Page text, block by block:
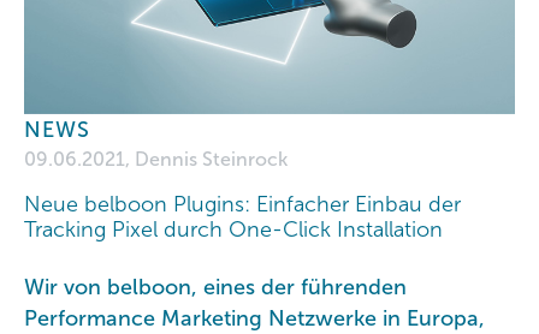
NEWS
09.06.2021, Dennis Steinrock
Neue belboon Plugins: Einfacher Einbau der
Tracking Pixel durch One-Click Installation
Wir von belboon, eines der führenden
Performance Marketing Netzwerke in Europa,